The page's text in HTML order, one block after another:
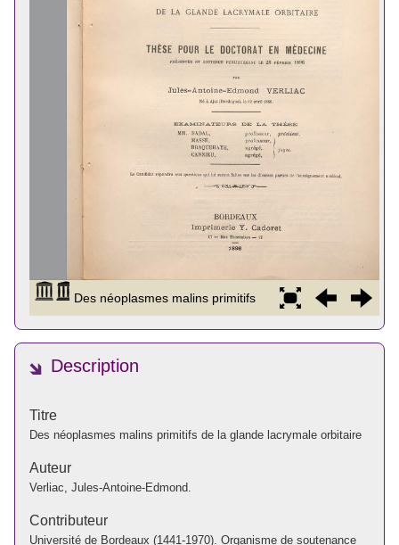
Description
Titre
Des néoplasmes malins primitifs de la glande lacrymale orbitaire
Auteur
Verliac, Jules-Antoine-Edmond.
Contributeur
Université de Bordeaux (1441-1970). Organisme de soutenance